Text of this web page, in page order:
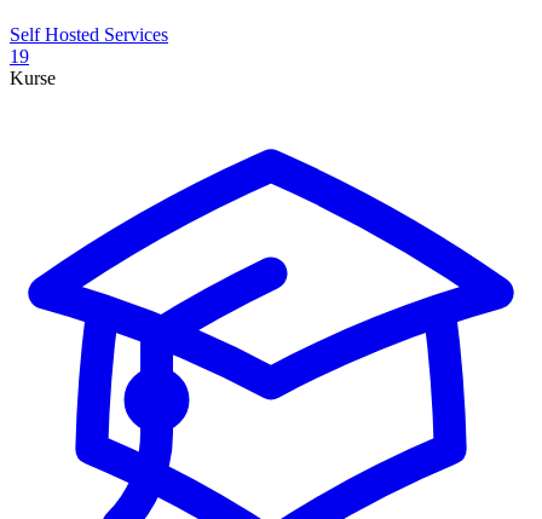
Self Hosted Services
19
Kurse